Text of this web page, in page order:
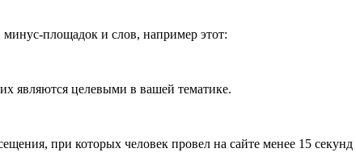
площадок и слов, например этот:
являются целевыми в вашей тематике.
при которых человек провел на сайте менее 15 секунд